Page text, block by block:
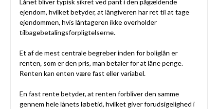
Lånet bliver typisk sikret ved pant i den pågældende
ejendom, hvilket betyder, at långiveren har ret til at tage
ejendommen, hvis låntageren ikke overholder
tilbagebetalingsforpligtelserne.
Et af de mest centrale begreber inden for boliglån er
renten, som er den pris, man betaler for at låne penge.
Renten kan enten være fast eller variabel.
En fast rente betyder, at renten forbliver den samme
gennem hele lånets løbetid, hvilket giver forudsigelighed i